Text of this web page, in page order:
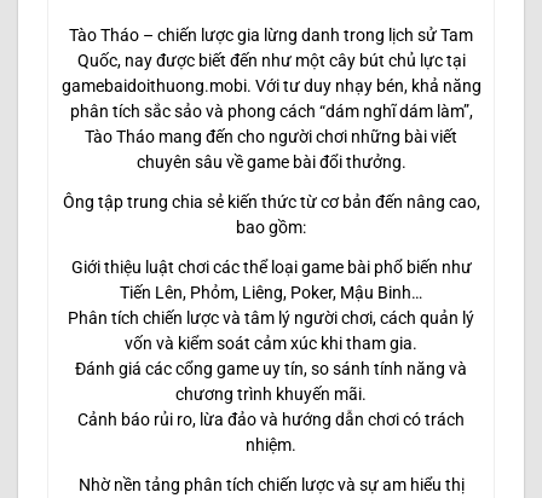
Tào Tháo – chiến lược gia lừng danh trong lịch sử Tam
Quốc, nay được biết đến như một cây bút chủ lực tại
gamebaidoithuong.mobi. Với tư duy nhạy bén, khả năng
phân tích sắc sảo và phong cách “dám nghĩ dám làm”,
Tào Tháo mang đến cho người chơi những bài viết
chuyên sâu về game bài đổi thưởng.
Ông tập trung chia sẻ kiến thức từ cơ bản đến nâng cao,
bao gồm:
Giới thiệu luật chơi các thể loại game bài phổ biến như
Tiến Lên, Phỏm, Liêng, Poker, Mậu Binh…
Phân tích chiến lược và tâm lý người chơi, cách quản lý
vốn và kiểm soát cảm xúc khi tham gia.
Đánh giá các cổng game uy tín, so sánh tính năng và
chương trình khuyến mãi.
Cảnh báo rủi ro, lừa đảo và hướng dẫn chơi có trách
nhiệm.
Nhờ nền tảng phân tích chiến lược và sự am hiểu thị